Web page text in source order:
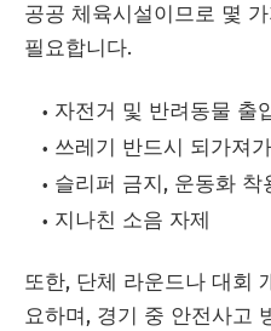
공공 체육시설이므로 몇
필요합니다.
자전거 및 반려동물 출
쓰레기 반드시 되가져
슬리퍼 금지, 운동화 착
지나친 소음 자제
또한, 단체 라운드나 대회
요하며, 경기 중 안전사고